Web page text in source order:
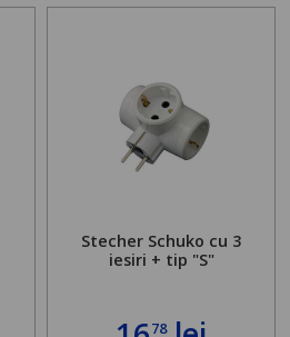
Stecher Schuko cu 3
iesiri + tip "S"
78